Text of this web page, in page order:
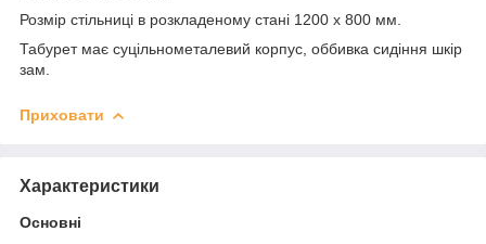
Розмір стільниці в розкладеному стані 1200 х 800 мм.
Табурет має суцільнометалевий корпус, оббивка сидіння шкір
зам.
Приховати
Характеристики
Основні